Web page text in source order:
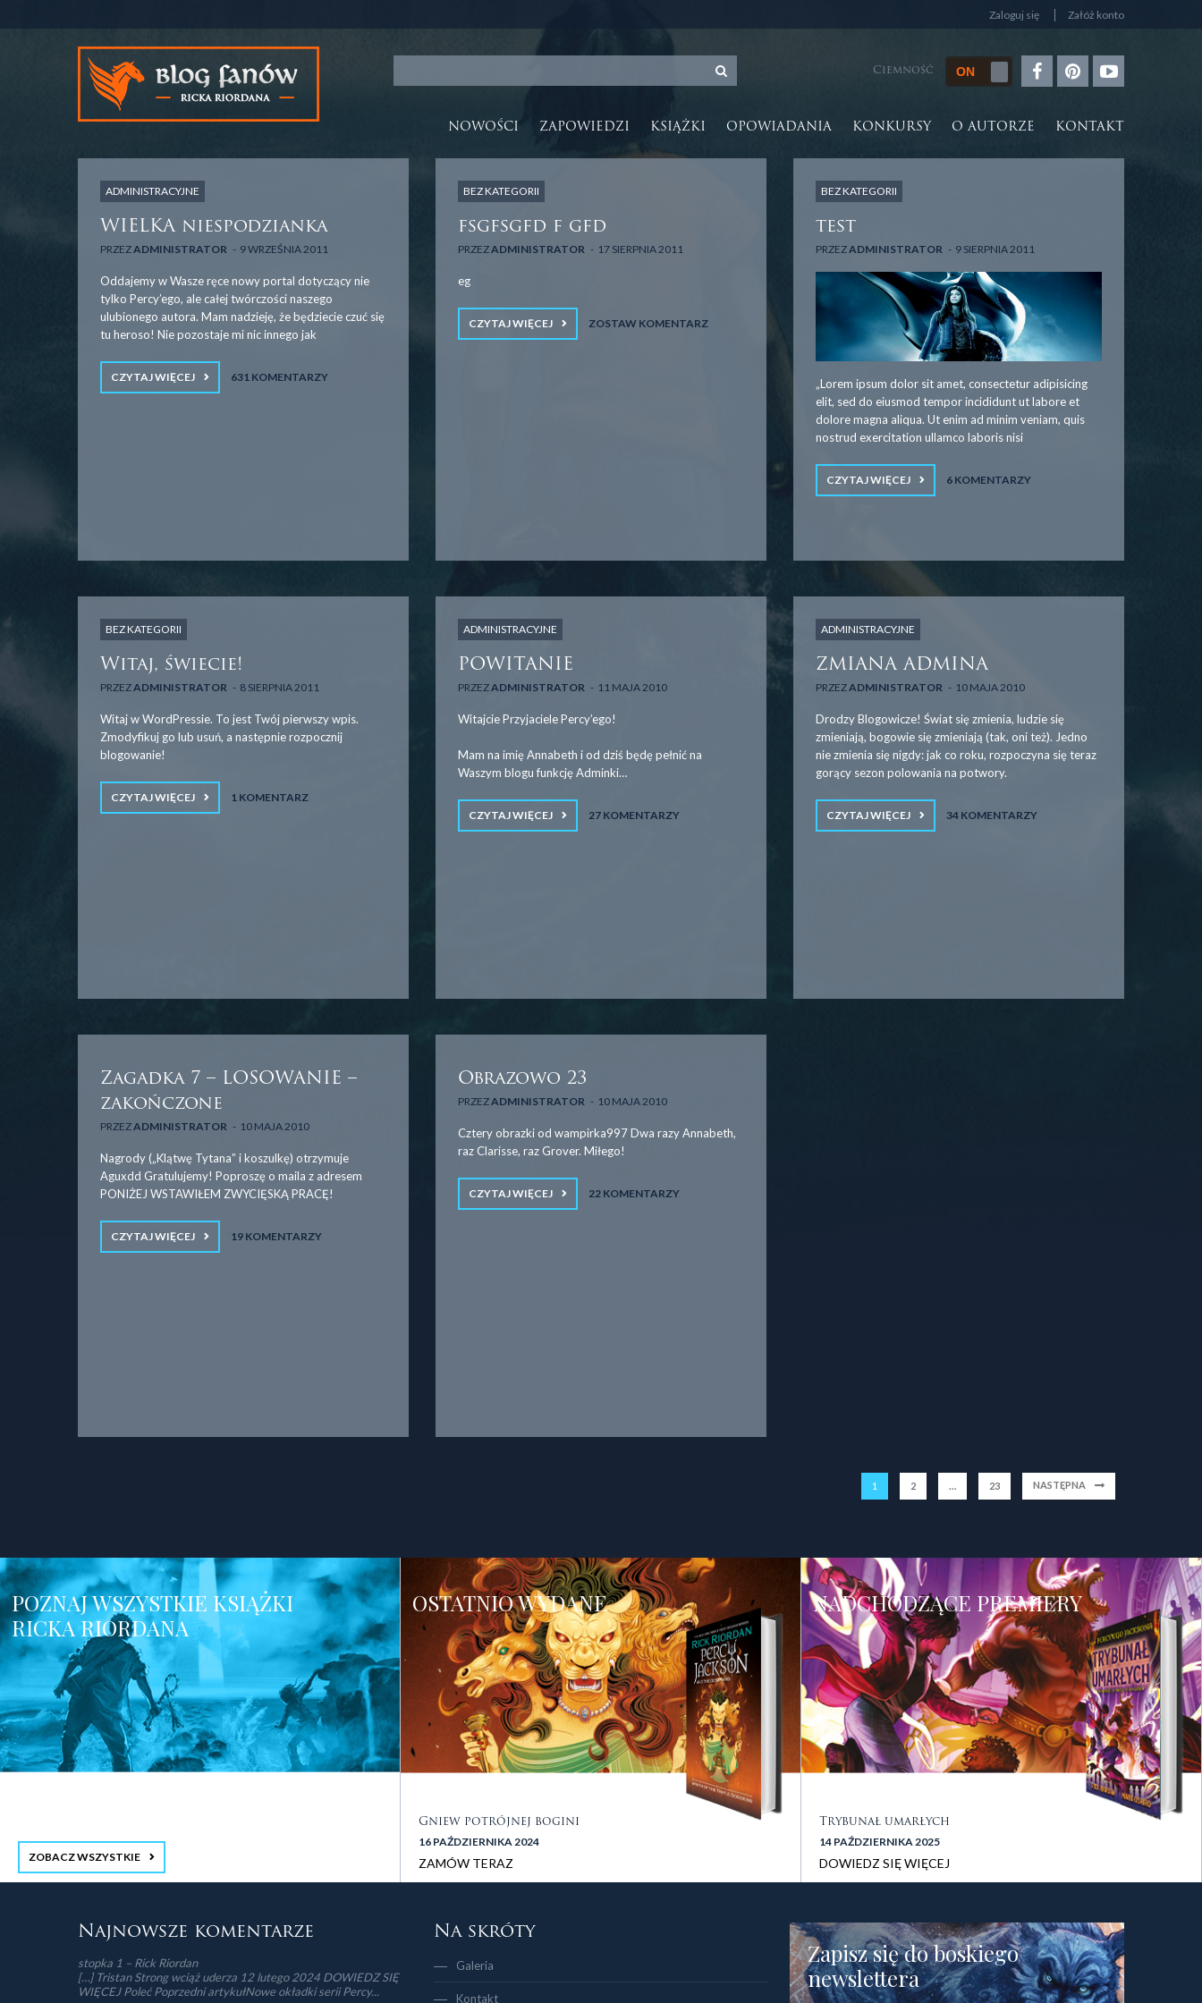
Zaloguj się Załóż konto
Ciemność
NOWOŚCI ZAPOWIEDZI KSIĄŻKI OPOWIADANIA KONKURSY O AUTORZE KONTAKT
ADMINISTRACYJNE
WIELKA niespodzianka
PRZEZADMINISTRATOR 9 WRZEŚNIA 2011
Oddajemy w Wasze ręce nowy portal dotyczący nie
tylko Percy’ego, ale całej twórczości naszego
ulubionego autora. Mam nadzieję, że będziecie czuć się
tu heroso! Nie pozostaje mi nic innego jak
CZYTAJ WIĘCEJ 631 KOMENTARZY
BEZ KATEGORII
fsgfsgfd f gfd
PRZEZADMINISTRATOR 17 SIERPNIA 2011
eg
CZYTAJ WIĘCEJ ZOSTAW KOMENTARZ
BEZ KATEGORII
test
PRZEZADMINISTRATOR 9 SIERPNIA 2011
„Lorem ipsum dolor sit amet, consectetur adipisicing
elit, sed do eiusmod tempor incididunt ut labore et
dolore magna aliqua. Ut enim ad minim veniam, quis
nostrud exercitation ullamco laboris nisi
CZYTAJ WIĘCEJ 6 KOMENTARZY
BEZ KATEGORII
Witaj, świecie!
PRZEZADMINISTRATOR 8 SIERPNIA 2011
Witaj w WordPressie. To jest Twój pierwszy wpis.
Zmodyfikuj go lub usuń, a następnie rozpocznij
blogowanie!
CZYTAJ WIĘCEJ 1 KOMENTARZ
ADMINISTRACYJNE
POWITANIE
PRZEZADMINISTRATOR 11 MAJA 2010
Witajcie Przyjaciele Percy’ego!
Mam na imię Annabeth i od dziś będę pełnić na
Waszym blogu funkcję Adminki…
CZYTAJ WIĘCEJ 27 KOMENTARZY
ADMINISTRACYJNE
ZMIANA ADMINA
PRZEZADMINISTRATOR 10 MAJA 2010
Drodzy Blogowicze! Świat się zmienia, ludzie się
zmieniają, bogowie się zmieniają (tak, oni też). Jedno
nie zmienia się nigdy: jak co roku, rozpoczyna się teraz
gorący sezon polowania na potwory.
CZYTAJ WIĘCEJ 34 KOMENTARZY
Zagadka 7 – LOSOWANIE –
zakończone
PRZEZADMINISTRATOR 10 MAJA 2010
Nagrody („Klątwę Tytana” i koszulkę) otrzymuje
Aguxdd Gratulujemy! Poproszę o maila z adresem
PONIŻEJ WSTAWIŁEM ZWYCIĘSKĄ PRACĘ!
CZYTAJ WIĘCEJ 19 KOMENTARZY
Obrazowo 23
PRZEZADMINISTRATOR 10 MAJA 2010
Cztery obrazki od wampirka997 Dwa razy Annabeth,
raz Clarisse, raz Grover. Miłego!
CZYTAJ WIĘCEJ 22 KOMENTARZY
1 2 … 23 NASTĘPNA
stopka 3
POZNAJ WSZYSTKIE KSIĄŻKI
RICKA RIORDANA
ZOBACZ WSZYSTKIE
stopka 2
OSTATNIO WYDANE
Gniew potrójnej bogini
16 PAŹDZIERNIKA 2024
ZAMÓW TERAZ stopka 1
NADCHODZĄCE PREMIERY
Trybunał umarłych
14 PAŹDZIERNIKA 2025
DOWIEDZ SIĘ WIĘCEJ
Najnowsze komentarze
stopka 1 – Rick Riordan
[…] Tristan Strong wciąż uderza 12 lutego 2024 DOWIEDZ SIĘ
WIĘCEJ Poleć Poprzedni artykułNowe okładki serii Percy...
Na skróty
Galeria
Kontakt
Zapisz się do boskiego
newslettera